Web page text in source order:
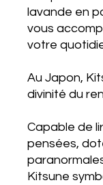
lavande en
vous
votre
Au Japon,
divinité du
Capable de
pensées,
Kitsune